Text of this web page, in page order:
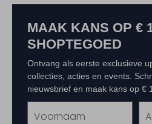
MAAK KANS OP €
SHOPTEGOED
Ontvang als eerste exclusieve
collecties, acties en events.
nieuwsbrief en maak kans op €